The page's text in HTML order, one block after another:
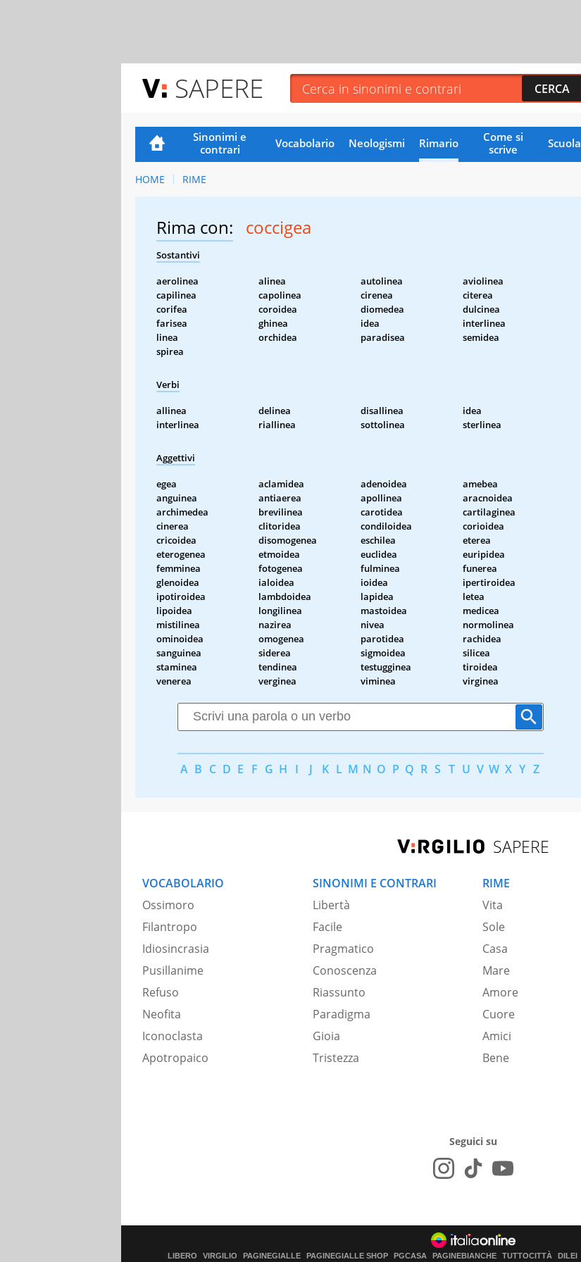
SAPERE
Sinonimi e
contrari
Vocabolario Neologismi Rimario
Come si
scrive
Scuola
HOME RIME
Rima con: coccigea
Sostantivi
aerolinea alinea autolinea
aviolinea
capilinea
capolinea cirenea
citerea
corifea
coroidea diomedea
dulcinea
farisea
ghinea idea
interlinea
linea
orchidea paradisea
semidea
spirea
Verbi
allinea delinea disallinea
idea
interlinea
riallinea sottolinea sterlinea
Aggettivi
egea aclamidea adenoidea
amebea
anguinea
antiaerea apollinea
aracnoidea
archimedea
brevilinea carotidea
cartilaginea
cinerea
clitoridea condiloidea
corioidea
cricoidea
disomogenea eschilea
eterea
eterogenea
etmoidea euclidea
euripidea
femminea
fotogenea fulminea
funerea
glenoidea
ialoidea ioidea
ipertiroidea
ipotiroidea
lambdoidea lapidea
letea
lipoidea
longilinea mastoidea
medicea
mistilinea
nazirea nivea
normolinea
ominoidea
omogenea parotidea
rachidea
sanguinea
siderea sigmoidea
silicea
staminea
tendinea testugginea
tiroidea
venerea
verginea viminea virginea
A B C D E F G H I J K L M N O P Q R S T U V W X Y Z
SAPERE
VOCABOLARIO
Ossimoro
Filantropo
Idiosincrasia
Pusillanime
Refuso
Neofita
Iconoclasta
Apotropaico
SINONIMI E CONTRARI
Libertà
Facile
Pragmatico
Conoscenza
Riassunto
Paradigma
Gioia
Tristezza
RIME
Vita
Sole
Casa
Mare
Amore
Cuore
Amici
Bene
Seguici su
LIBERO VIRGILIO PAGINEGIALLE PAGINEGIALLE SHOP PGCASA PAGINEBIANCHE TUTTOCITTÀ DILEI